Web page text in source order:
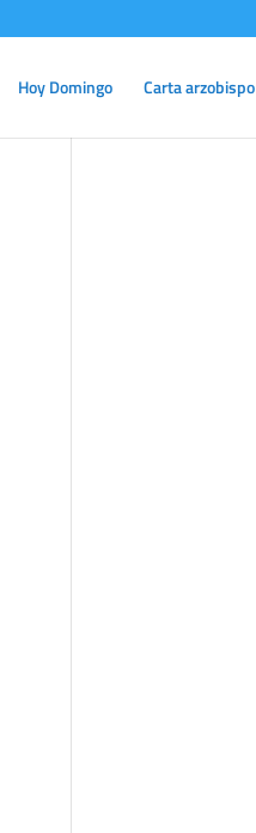
Hoy Domingo Carta arzobispo